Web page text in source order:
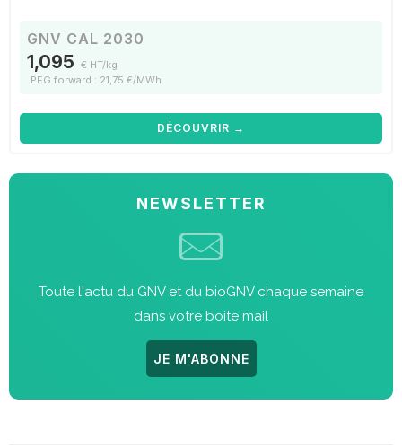
GNV CAL 2030
1,095 € HT/kg
PEG forward : 21,75 €/MWh
DÉCOUVRIR →
NEWSLETTER
Toute l'actu du GNV et du bioGNV chaque semaine
dans votre boite mail
JE M'ABONNE